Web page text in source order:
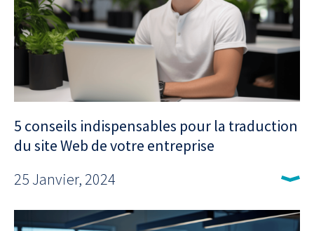
5 conseils indispensables pour la traduction
du site Web de votre entreprise
25 Janvier, 2024